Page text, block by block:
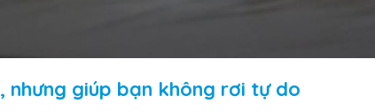
nhưng giúp bạn không rơi tự do